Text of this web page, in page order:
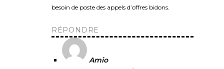
besoin de poste des appels d’offres bidons.
RÉPONDRE
Amio